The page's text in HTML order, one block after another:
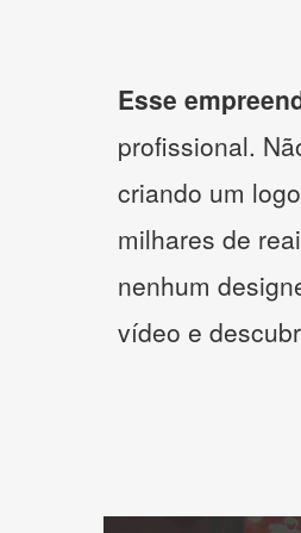
Esse
profissional.
criando um
milhares de
nenhum
vídeo e